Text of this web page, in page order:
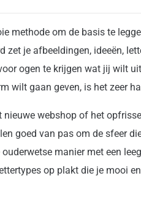
methode om de basis te
zet je afbeeldingen, ideeën,
ogen te krijgen wat jij wilt
wilt gaan geven, is het zeer
webshop of het
goed van pas om de sfeer
manier met een
op plakt die je mooi